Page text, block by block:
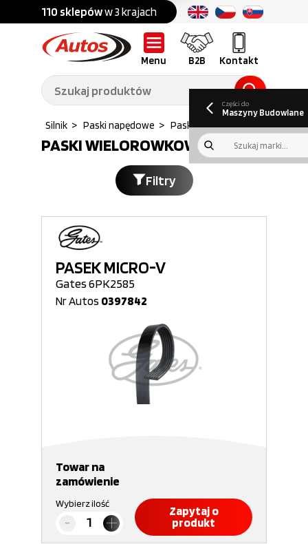
110 sklepóww 3 krajach Ponad 700 marek
Menu B2B Kontakt
Części do:
Ciężarówek,
przyczep,
naczep
Części do:
budowlanych
B2BGaleria
Oferty pracy
kwartalny
Części do
Maszyny Budowlane
Silnik > Paski napędowe > Paski wielorowkowe...
PASKI WIELOROWKOWE
Filtry
PASEK MICRO-V
Gates 6PK2585
Nr Autos 0397842
Towar na
zamówienie
Wybierz ilość
Zapytaj o
produkt